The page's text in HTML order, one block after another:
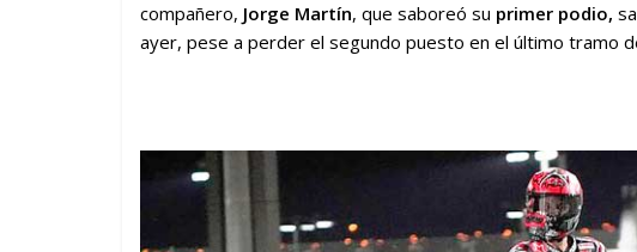
compañero, Jorge Martín, que saboreó su primer podio,
ayer, pese a perder el segundo puesto en el último tramo